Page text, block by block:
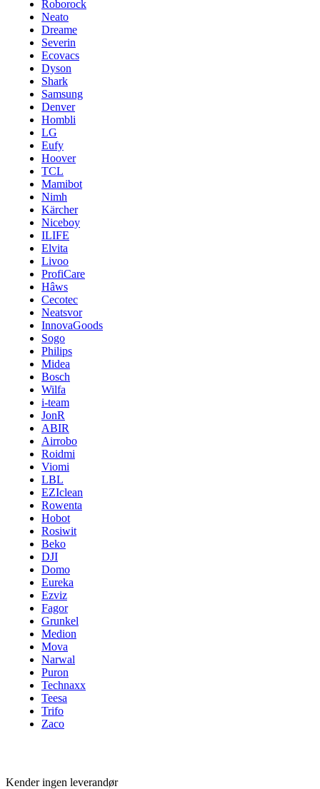
Roborock
Neato
Dreame
Severin
Ecovacs
Dyson
Shark
Samsung
Denver
Hombli
LG
Eufy
Hoover
TCL
Mamibot
Nimh
Kärcher
Niceboy
ILIFE
Elvita
Livoo
ProfiCare
Hâws
Cecotec
Neatsvor
InnovaGoods
Sogo
Philips
Midea
Bosch
Wilfa
i-team
JonR
ABIR
Airrobo
Roidmi
Viomi
LBL
EZIclean
Rowenta
Hobot
Rosiwit
Beko
DJI
Domo
Eureka
Ezviz
Fagor
Grunkel
Medion
Mova
Narwal
Puron
Technaxx
Teesa
Trifo
Zaco
Kender ingen leverandør